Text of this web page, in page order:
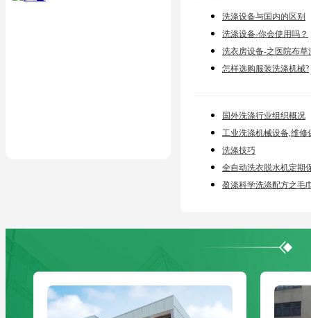
洗涤设备与国内的区别
洗涤设备-你会使用吗？
洗衣房设备-之医院布草
怎样选购服装洗涤机械?
国外洗涤行业组织概况
工业洗涤机械设备,维修
洗涤技巧
全自动洗衣脱水机定期
盈涤科学洗涤配方之毛